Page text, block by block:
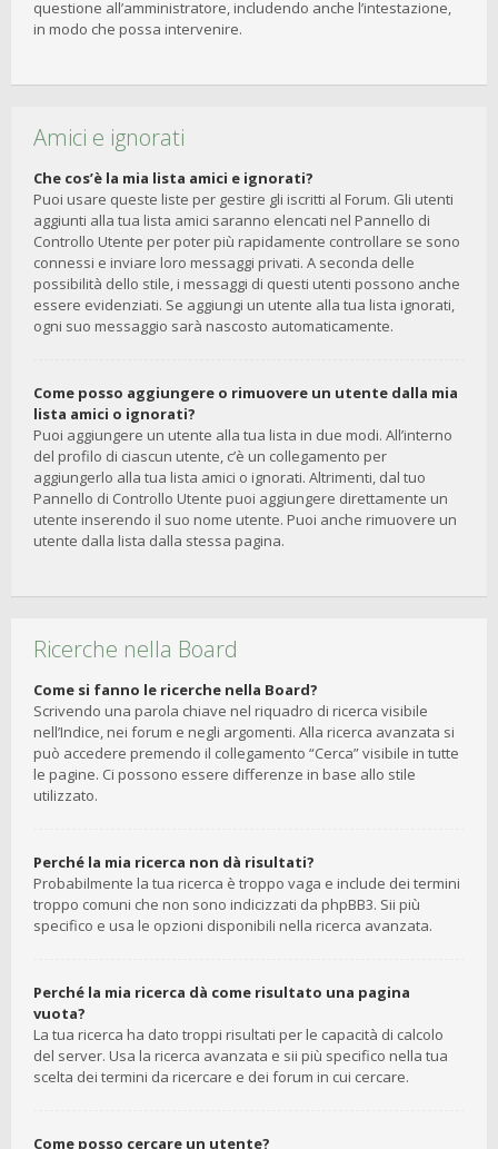
questione all’amministratore, includendo anche l’intestazione,
in modo che possa intervenire.
Amici e ignorati
Che cos’è la mia lista amici e ignorati?
Puoi usare queste liste per gestire gli iscritti al Forum. Gli utenti
aggiunti alla tua lista amici saranno elencati nel Pannello di
Controllo Utente per poter più rapidamente controllare se sono
connessi e inviare loro messaggi privati. A seconda delle
possibilità dello stile, i messaggi di questi utenti possono anche
essere evidenziati. Se aggiungi un utente alla tua lista ignorati,
ogni suo messaggio sarà nascosto automaticamente.
Come posso aggiungere o rimuovere un utente dalla mia
lista amici o ignorati?
Puoi aggiungere un utente alla tua lista in due modi. All’interno
del profilo di ciascun utente, c’è un collegamento per
aggiungerlo alla tua lista amici o ignorati. Altrimenti, dal tuo
Pannello di Controllo Utente puoi aggiungere direttamente un
utente inserendo il suo nome utente. Puoi anche rimuovere un
utente dalla lista dalla stessa pagina.
Ricerche nella Board
Come si fanno le ricerche nella Board?
Scrivendo una parola chiave nel riquadro di ricerca visibile
nell’Indice, nei forum e negli argomenti. Alla ricerca avanzata si
può accedere premendo il collegamento “Cerca” visibile in tutte
le pagine. Ci possono essere differenze in base allo stile
utilizzato.
Perché la mia ricerca non dà risultati?
Probabilmente la tua ricerca è troppo vaga e include dei termini
troppo comuni che non sono indicizzati da phpBB3. Sii più
specifico e usa le opzioni disponibili nella ricerca avanzata.
Perché la mia ricerca dà come risultato una pagina
vuota?
La tua ricerca ha dato troppi risultati per le capacità di calcolo
del server. Usa la ricerca avanzata e sii più specifico nella tua
scelta dei termini da ricercare e dei forum in cui cercare.
Come posso cercare un utente?